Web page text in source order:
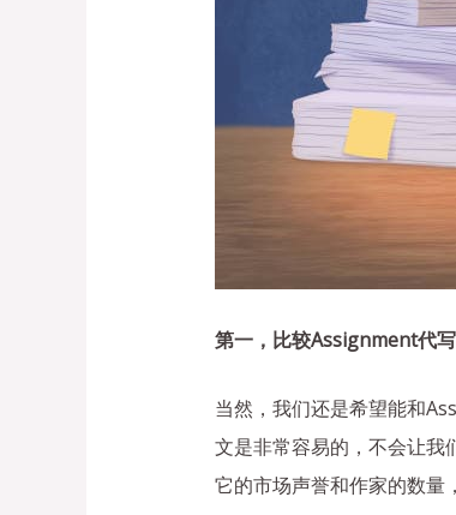
第一，比较Assignment代
当然，我们还是希望能和
文是非常容易的，不会让我
它的市场声誉和作家的数量